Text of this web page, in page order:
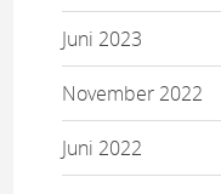
Juni 2023
November 2022
Juni 2022